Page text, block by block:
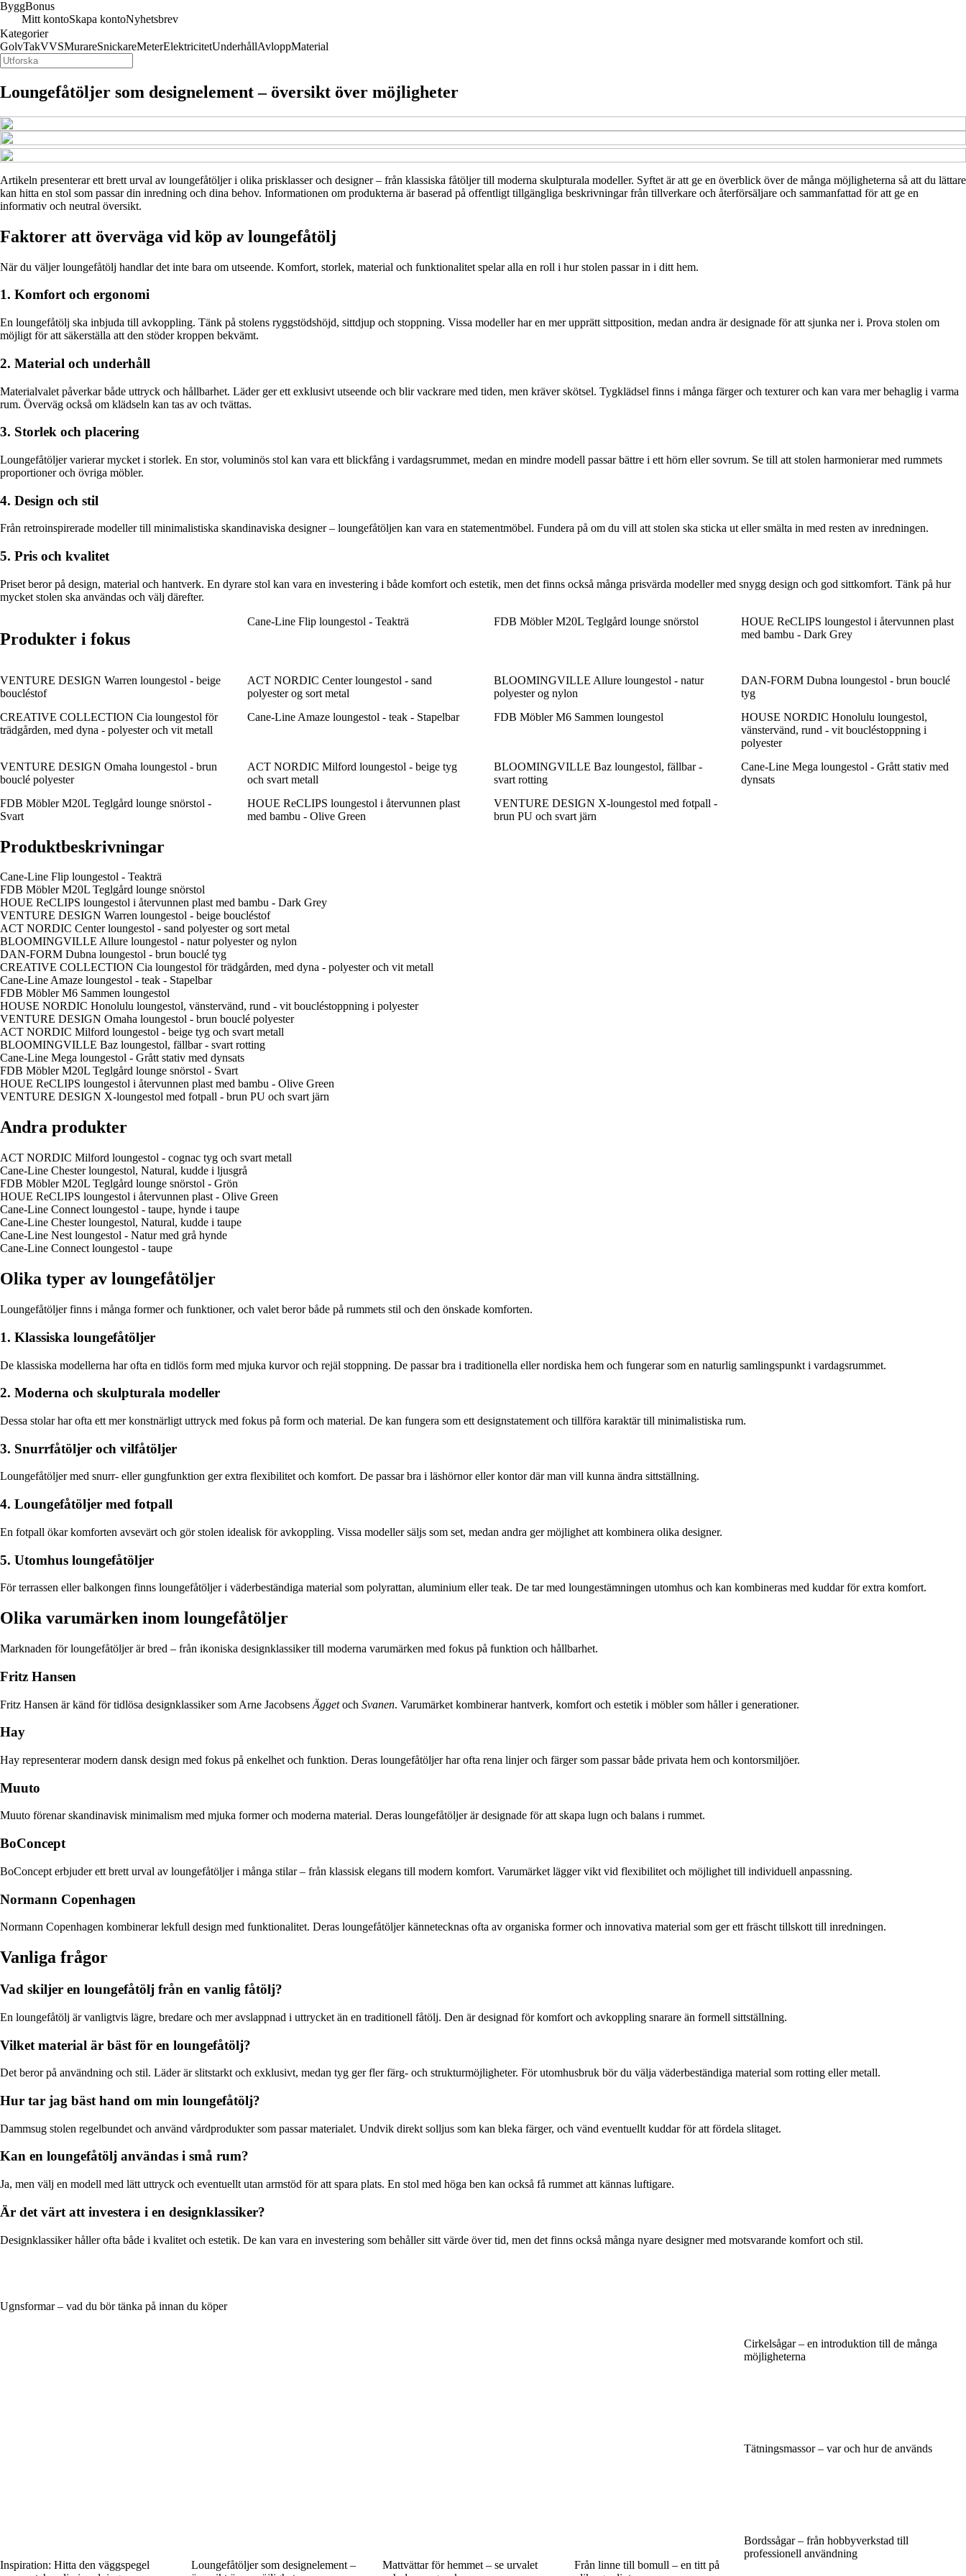
ByggBonus
Mitt kontoSkapa kontoNyhetsbrev
Kategorier
GolvTakVVSMurareSnickareMeterElektricitetUnderhållAvloppMaterial
Loungefåtöljer som designelement – översikt över möjligheter
Artikeln presenterar ett brett urval av loungefåtöljer i olika prisklasser och designer – från klassiska fåtöljer till moderna skulpturala modeller. Syftet är att ge en överblick över de många möjligheterna så att du lättare
kan hitta en stol som passar din inredning och dina behov. Informationen om produkterna är baserad på offentligt tillgängliga beskrivningar från tillverkare och återförsäljare och sammanfattad för att ge en
informativ och neutral översikt.
Faktorer att överväga vid köp av loungefåtölj
När du väljer loungefåtölj handlar det inte bara om utseende. Komfort, storlek, material och funktionalitet spelar alla en roll i hur stolen passar in i ditt hem.
1. Komfort och ergonomi
En loungefåtölj ska inbjuda till avkoppling. Tänk på stolens ryggstödshöjd, sittdjup och stoppning. Vissa modeller har en mer upprätt sittposition, medan andra är designade för att sjunka ner i. Prova stolen om
möjligt för att säkerställa att den stöder kroppen bekvämt.
2. Material och underhåll
Materialvalet påverkar både uttryck och hållbarhet. Läder ger ett exklusivt utseende och blir vackrare med tiden, men kräver skötsel. Tygklädsel finns i många färger och texturer och kan vara mer behaglig i varma
rum. Överväg också om klädseln kan tas av och tvättas.
3. Storlek och placering
Loungefåtöljer varierar mycket i storlek. En stor, voluminös stol kan vara ett blickfång i vardagsrummet, medan en mindre modell passar bättre i ett hörn eller sovrum. Se till att stolen harmonierar med rummets
proportioner och övriga möbler.
4. Design och stil
Från retroinspirerade modeller till minimalistiska skandinaviska designer – loungefåtöljen kan vara en statementmöbel. Fundera på om du vill att stolen ska sticka ut eller smälta in med resten av inredningen.
5. Pris och kvalitet
Priset beror på design, material och hantverk. En dyrare stol kan vara en investering i både komfort och estetik, men det finns också många prisvärda modeller med snygg design och god sittkomfort. Tänk på hur
mycket stolen ska användas och välj därefter.
Produkter i fokus
Cane-Line Flip loungestol - Teakträ FDB Möbler M20L Teglgård lounge snörstol
HOUE ReCLIPS loungestol i återvunnen plast
med bambu - Dark Grey
VENTURE DESIGN Warren loungestol - beige
boucléstof
ACT NORDIC Center loungestol - sand
polyester og sort metal
BLOOMINGVILLE Allure loungestol - natur
polyester og nylon
DAN-FORM Dubna loungestol - brun bouclé
tyg
CREATIVE COLLECTION Cia loungestol för
trädgården, med dyna - polyester och vit metall
Cane-Line Amaze loungestol - teak - Stapelbar FDB Möbler M6 Sammen loungestol
HOUSE NORDIC Honolulu loungestol,
vänstervänd, rund - vit boucléstoppning i
polyester
VENTURE DESIGN Omaha loungestol - brun
bouclé polyester
ACT NORDIC Milford loungestol - beige tyg
och svart metall
BLOOMINGVILLE Baz loungestol, fällbar -
svart rotting
Cane-Line Mega loungestol - Grått stativ med
dynsats
FDB Möbler M20L Teglgård lounge snörstol -
Svart
HOUE ReCLIPS loungestol i återvunnen plast
med bambu - Olive Green
VENTURE DESIGN X-loungestol med fotpall -
brun PU och svart järn
Produktbeskrivningar
Cane-Line Flip loungestol - Teakträ
FDB Möbler M20L Teglgård lounge snörstol
HOUE ReCLIPS loungestol i återvunnen plast med bambu - Dark Grey
VENTURE DESIGN Warren loungestol - beige boucléstof
ACT NORDIC Center loungestol - sand polyester og sort metal
BLOOMINGVILLE Allure loungestol - natur polyester og nylon
DAN-FORM Dubna loungestol - brun bouclé tyg
CREATIVE COLLECTION Cia loungestol för trädgården, med dyna - polyester och vit metall
Cane-Line Amaze loungestol - teak - Stapelbar
FDB Möbler M6 Sammen loungestol
HOUSE NORDIC Honolulu loungestol, vänstervänd, rund - vit boucléstoppning i polyester
VENTURE DESIGN Omaha loungestol - brun bouclé polyester
ACT NORDIC Milford loungestol - beige tyg och svart metall
BLOOMINGVILLE Baz loungestol, fällbar - svart rotting
Cane-Line Mega loungestol - Grått stativ med dynsats
FDB Möbler M20L Teglgård lounge snörstol - Svart
HOUE ReCLIPS loungestol i återvunnen plast med bambu - Olive Green
VENTURE DESIGN X-loungestol med fotpall - brun PU och svart järn
Andra produkter
ACT NORDIC Milford loungestol - cognac tyg och svart metall
Cane-Line Chester loungestol, Natural, kudde i ljusgrå
FDB Möbler M20L Teglgård lounge snörstol - Grön
HOUE ReCLIPS loungestol i återvunnen plast - Olive Green
Cane-Line Connect loungestol - taupe, hynde i taupe
Cane-Line Chester loungestol, Natural, kudde i taupe
Cane-Line Nest loungestol - Natur med grå hynde
Cane-Line Connect loungestol - taupe
Olika typer av loungefåtöljer
Loungefåtöljer finns i många former och funktioner, och valet beror både på rummets stil och den önskade komforten.
1. Klassiska loungefåtöljer
De klassiska modellerna har ofta en tidlös form med mjuka kurvor och rejäl stoppning. De passar bra i traditionella eller nordiska hem och fungerar som en naturlig samlingspunkt i vardagsrummet.
2. Moderna och skulpturala modeller
Dessa stolar har ofta ett mer konstnärligt uttryck med fokus på form och material. De kan fungera som ett designstatement och tillföra karaktär till minimalistiska rum.
3. Snurrfåtöljer och vilfåtöljer
Loungefåtöljer med snurr- eller gungfunktion ger extra flexibilitet och komfort. De passar bra i läshörnor eller kontor där man vill kunna ändra sittställning.
4. Loungefåtöljer med fotpall
En fotpall ökar komforten avsevärt och gör stolen idealisk för avkoppling. Vissa modeller säljs som set, medan andra ger möjlighet att kombinera olika designer.
5. Utomhus loungefåtöljer
För terrassen eller balkongen finns loungefåtöljer i väderbeständiga material som polyrattan, aluminium eller teak. De tar med loungestämningen utomhus och kan kombineras med kuddar för extra komfort.
Olika varumärken inom loungefåtöljer
Marknaden för loungefåtöljer är bred – från ikoniska designklassiker till moderna varumärken med fokus på funktion och hållbarhet.
Fritz Hansen
Fritz Hansen är känd för tidlösa designklassiker som Arne Jacobsens Äggetoch Svanen. Varumärket kombinerar hantverk, komfort och estetik i möbler som håller i generationer.
Hay
Hay representerar modern dansk design med fokus på enkelhet och funktion. Deras loungefåtöljer har ofta rena linjer och färger som passar både privata hem och kontorsmiljöer.
Muuto
Muuto förenar skandinavisk minimalism med mjuka former och moderna material. Deras loungefåtöljer är designade för att skapa lugn och balans i rummet.
BoConcept
BoConcept erbjuder ett brett urval av loungefåtöljer i många stilar – från klassisk elegans till modern komfort. Varumärket lägger vikt vid flexibilitet och möjlighet till individuell anpassning.
Normann Copenhagen
Normann Copenhagen kombinerar lekfull design med funktionalitet. Deras loungefåtöljer kännetecknas ofta av organiska former och innovativa material som ger ett fräscht tillskott till inredningen.
Vanliga frågor
Vad skiljer en loungefåtölj från en vanlig fåtölj?
En loungefåtölj är vanligtvis lägre, bredare och mer avslappnad i uttrycket än en traditionell fåtölj. Den är designad för komfort och avkoppling snarare än formell sittställning.
Vilket material är bäst för en loungefåtölj?
Det beror på användning och stil. Läder är slitstarkt och exklusivt, medan tyg ger fler färg- och strukturmöjligheter. För utomhusbruk bör du välja väderbeständiga material som rotting eller metall.
Hur tar jag bäst hand om min loungefåtölj?
Dammsug stolen regelbundet och använd vårdprodukter som passar materialet. Undvik direkt solljus som kan bleka färger, och vänd eventuellt kuddar för att fördela slitaget.
Kan en loungefåtölj användas i små rum?
Ja, men välj en modell med lätt uttryck och eventuellt utan armstöd för att spara plats. En stol med höga ben kan också få rummet att kännas luftigare.
Är det värt att investera i en designklassiker?
Designklassiker håller ofta både i kvalitet och estetik. De kan vara en investering som behåller sitt värde över tid, men det finns också många nyare designer med motsvarande komfort och stil.
Ugnsformar – vad du bör tänka på innan du köper
Inspiration: Hitta den väggspegel
Loungefåtöljer som designelement –
Mattvättar för hemmet – se urvalet
Från linne till bomull – en titt på
Cirkelsågar – en introduktion till de många
möjligheterna
Tätningsmassor – var och hur de används
Bordssågar – från hobbyverkstad till
professionell användning